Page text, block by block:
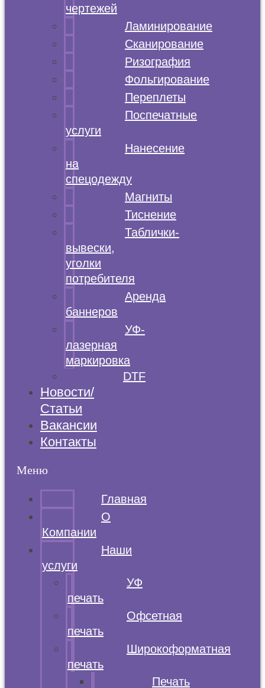
чертежей
Ламинирование
Сканирование
Ризография
Фольгирование
Переплеты
Поспечатные
услуги
Нанесение
на
спецодежду
Магниты
Тиснение
Таблички-
вывески,
уголки
потребителя
Аренда
баннеров
УФ-
лазерная
маркировка
DTF
Новости/
Статьи
Вакансии
Контакты
Меню
Главная
О
Компании
Наши
услуги
УФ
печать
Офсетная
печать
Широкоформатная
печать
Печать